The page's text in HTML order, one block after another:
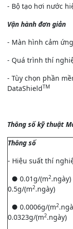
- Bộ tạo hơi nước
Vận hành đơn giản
- Màn hình cảm
- Quá trình thí
- Tùy chọn phần
DataShieldTM
Thông số kỹ thuật
Thông số
- Hiệu suất thí
● 0.01g/(m2.ngày)
0.5g/(m2.ngày)
● 0.0006g/(m2
0.0323g/(m2.ngày)